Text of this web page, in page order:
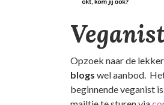
Opzoek naar de
blogs wel aanbod.
beginnende veganist